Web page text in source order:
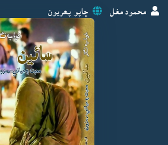
محمود مغل ڇاپو پھريون